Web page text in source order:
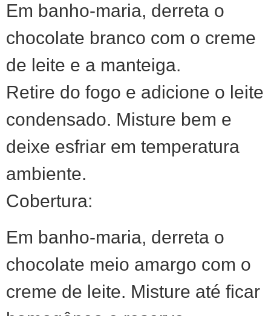
Em banho-maria, derreta o
chocolate branco com o creme
de leite e a manteiga.
Retire do fogo e adicione o leite
condensado. Misture bem e
deixe esfriar em temperatura
ambiente.
Cobertura:
Em banho-maria, derreta o
chocolate meio amargo com o
creme de leite. Misture até ficar